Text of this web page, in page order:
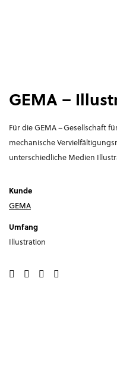
GEMA –
Für die GEMA –Gesellschaft
mechanische
unterschiedliche Medien
Kunde
GEMA
Umfang
Illustration